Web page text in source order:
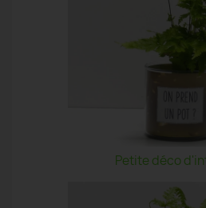
Petite déco